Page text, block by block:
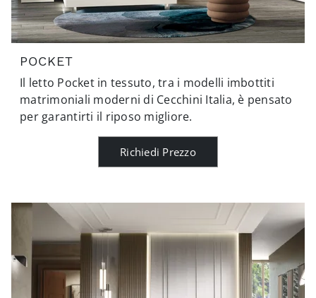
POCKET
Il letto Pocket in tessuto, tra i modelli imbottiti
matrimoniali moderni di Cecchini Italia, è pensato
per garantirti il riposo migliore.
Richiedi Prezzo